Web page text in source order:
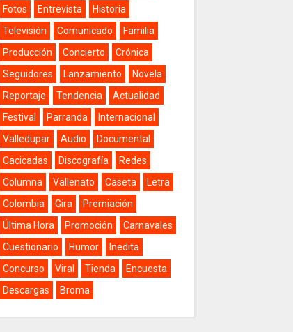
Fotos
Entrevista
Historia
Televisión
Comunicado
Familia
Producción
Concierto
Crónica
Seguidores
Lanzamiento
Novela
Reportaje
Tendencia
Actualidad
Festival
Parranda
Internacional
Valledupar
Audio
Documental
Cacicadas
Discografía
Redes
Columna
Vallenato Caseta
Letra
Colombia
Gira
Premiación
Última Hora
Promoción
Carnavales
Cuestionario
Humor
Inedita
Concurso
Viral Tienda
Encuesta
Descargas
Broma